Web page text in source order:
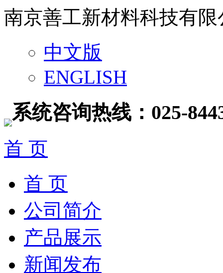
南京善工新材料科技有限
中文版
ENGLISH
系统咨询热线：025-
首 页
首 页
公司简介
产品展示
新闻发布